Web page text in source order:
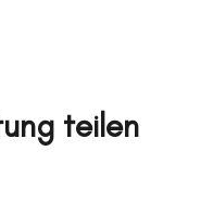
teilen